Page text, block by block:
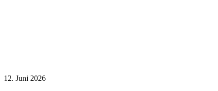
12. Juni 2026